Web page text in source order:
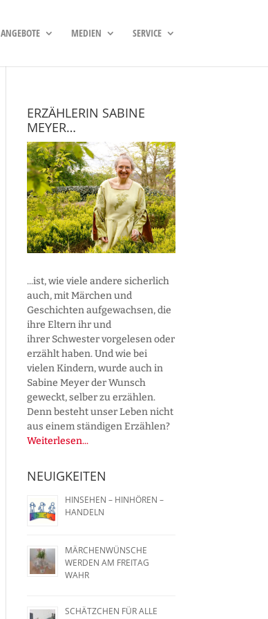
ANGEBOTE MEDIEN SERVICE
ERZÄHLERIN SABINE
MEYER…
...ist, wie viele andere sicherlich
auch, mit Märchen und
Geschichten aufgewachsen, die
ihre Eltern ihr und
ihrer Schwester vorgelesen oder
erzählt haben. Und wie bei
vielen Kindern, wurde auch in
Sabine Meyer der Wunsch
geweckt, selber zu erzählen.
Denn besteht unser Leben nicht
aus einem ständigen Erzählen?
Weiterlesen...
NEUIGKEITEN
HINSEHEN – HINHÖREN –
HANDELN
MÄRCHENWÜNSCHE
WERDEN AM FREITAG
WAHR
SCHÄTZCHEN FÜR ALLE